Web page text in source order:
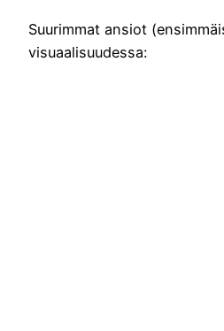
Suurimmat ansiot
visuaalisuudessa: